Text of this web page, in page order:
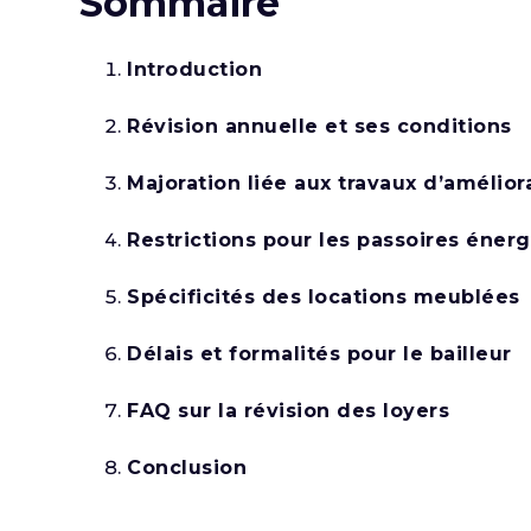
Introduction
Révision annuelle et ses conditions
Majoration liée aux travaux
Restrictions pour les passoires
Spécificités des locations meublées
Délais et formalités pour le bailleur
FAQ sur la révision des loyers
Conclusion